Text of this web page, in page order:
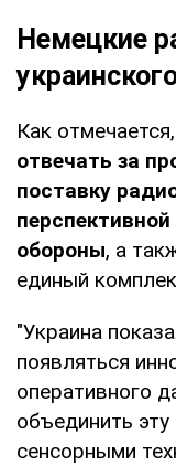
Немецкие
Как
отвечать за
поставку
обороны, а
единый
"Украина
появляться
оперативного
объединить
сенсорными